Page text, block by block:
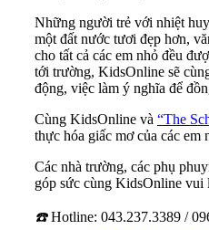
Những người trẻ với nhiệt
một đất nước tươi đẹp hơn,
cho tất cả các em nhỏ đều
tới trường, KidsOnline sẽ
động, việc làm ý nghĩa để
Cùng KidsOnline và “The
thực hóa giấc mơ của các em
Các nhà trường, các phụ
góp sức cùng KidsOnline vui
☎️Hotline: 043.237.3389 /